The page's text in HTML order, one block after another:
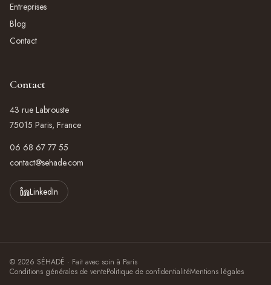
Entreprises
Blog
Contact
Contact
43 rue Labrouste
75015 Paris, France
06 68 67 77 55
contact@sehade.com
LinkedIn
© 2026 SÉHADÉ · Fait avec soin à Paris
Conditions générales de ventePolitique de confidentialitéMentions légales